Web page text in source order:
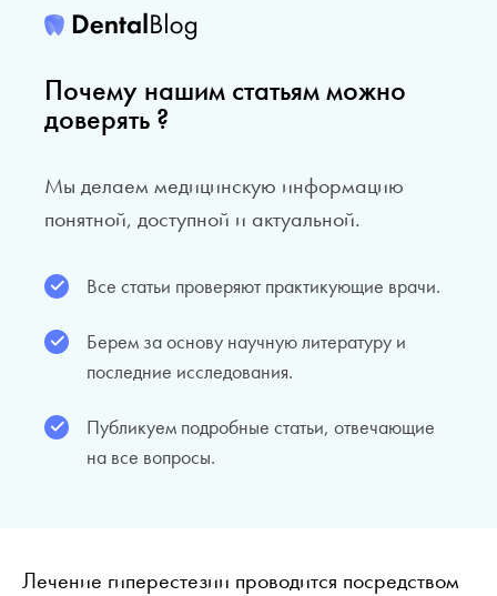
Почему нашим статьям можно
доверять ?
Мы делаем медицинскую информацию
понятной, доступной и актуальной.
Все статьи проверяют практикующие врачи.
Берем за основу научную литературу и
последние исследования.
Публикуем подробные статьи, отвечающие
на все вопросы.
Лечение гиперестезии проводится посредством